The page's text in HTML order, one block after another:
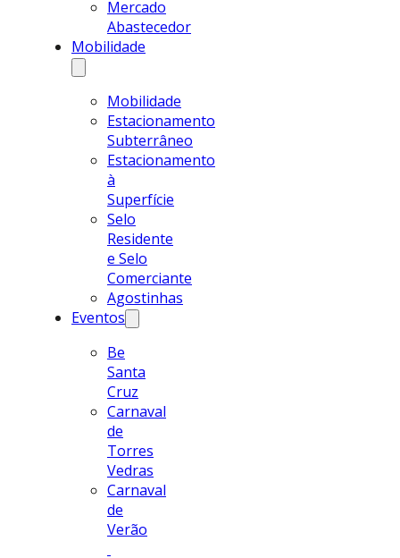
Mercado
Abastecedor
Mobilidade
Mobilidade
Estacionamento
Subterrâneo
Estacionamento
à
Superfície
Selo
Residente
e Selo
Comerciante
Agostinhas
Eventos
Be
Santa
Cruz
Carnaval
de
Torres
Vedras
Carnaval
de
Verão